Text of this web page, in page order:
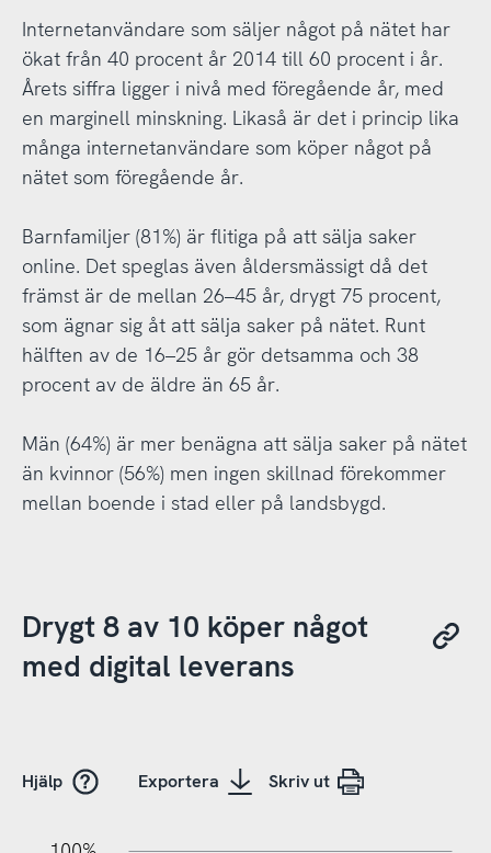
Internetanvändare som säljer något på nätet har
ökat från 40 procent år 2014 till 60 procent i år.
Årets siffra ligger i nivå med föregående år, med
en marginell minskning. Likaså är det i princip lika
många internetanvändare som köper något på
nätet som föregående år.
Barnfamiljer (81%) är flitiga på att sälja saker
online. Det speglas även åldersmässigt då det
främst är de mellan 26–45 år, drygt 75 procent,
som ägnar sig åt att sälja saker på nätet. Runt
hälften av de 16–25 år gör detsamma och 38
procent av de äldre än 65 år.
Män (64%) är mer benägna att sälja saker på nätet
än kvinnor (56%) men ingen skillnad förekommer
mellan boende i stad eller på landsbygd.
Drygt 8 av 10 köper något
med digital leverans
Hjälp Exportera Skriv ut